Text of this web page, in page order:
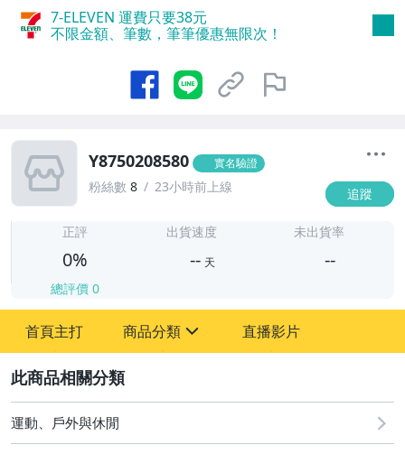
7-ELEVEN 運費只要38元
不限金額、筆數，筆筆優惠無限次！
Y8750208580 實名驗證
粉絲數 8 23小時前上線 追蹤
正評
0%
總評價 0
出貨速度
-- 天
未出貨率
--
首頁主打 商品分類
圖書/影音/文具
直播影片
運動、戶外與休閒